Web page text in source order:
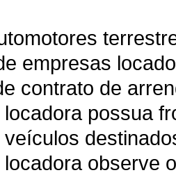
empresas
contrato de
possua
observe